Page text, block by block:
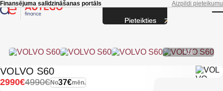
Skip to main content
Finansējuma salīdzināšanas portāls Aizpildi pieteikumu
+18
VOLVO S60
No37€mēn.
4990€
2990€